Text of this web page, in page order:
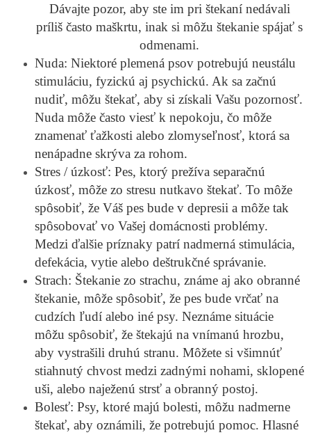
Dávajte pozor, aby ste im pri štekaní nedávali
príliš často maškrtu, inak si môžu štekanie spájať s
odmenami.
Nuda: Niektoré plemená psov potrebujú neustálu
stimuláciu, fyzickú aj psychickú. Ak sa začnú
nudiť, môžu štekať, aby si získali Vašu pozornosť.
Nuda môže často viesť k nepokoju, čo môže
znamenať ťažkosti alebo zlomyseľnosť, ktorá sa
nenápadne skrýva za rohom.
Stres / úzkosť: Pes, ktorý prežíva separačnú
úzkosť, môže zo stresu nutkavo štekať. To môže
spôsobiť, že Váš pes bude v depresii a môže tak
spôsobovať vo Vašej domácnosti problémy.
Medzi ďalšie príznaky patrí nadmerná stimulácia,
defekácia, vytie alebo deštrukčné správanie.
Strach: Štekanie zo strachu, známe aj ako obranné
štekanie, môže spôsobiť, že pes bude vrčať na
cudzích ľudí alebo iné psy. Neznáme situácie
môžu spôsobiť, že štekajú na vnímanú hrozbu,
aby vystrašili druhú stranu. Môžete si všimnúť
stiahnutý chvost medzi zadnými nohami, sklopené
uši, alebo naježenú strsť a obranný postoj.
Bolesť: Psy, ktoré majú bolesti, môžu nadmerne
štekať, aby oznámili, že potrebujú pomoc. Hlasné